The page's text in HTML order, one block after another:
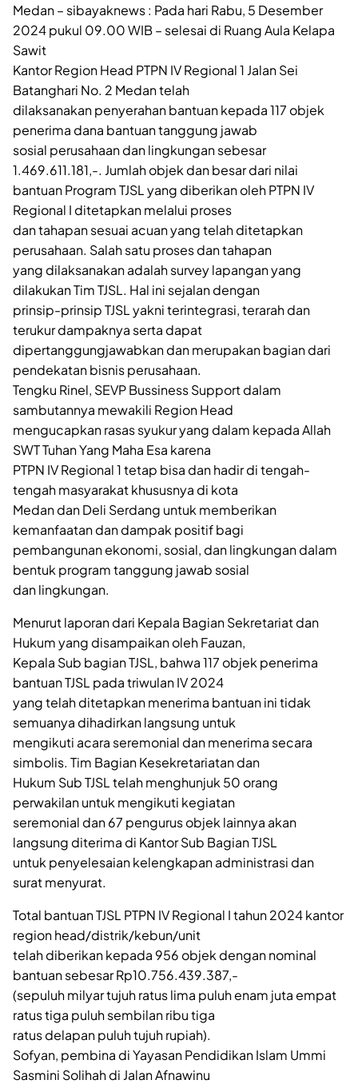
Medan – sibayaknews : Pada hari Rabu, 5 Desember
2024 pukul 09.00 WIB – selesai di Ruang Aula Kelapa
Sawit
Kantor Region Head PTPN IV Regional 1 Jalan Sei
Batanghari No. 2 Medan telah
dilaksanakan penyerahan bantuan kepada 117 objek
penerima dana bantuan tanggung jawab
sosial perusahaan dan lingkungan sebesar
1.469.611.181,-. Jumlah objek dan besar dari nilai
bantuan Program TJSL yang diberikan oleh PTPN IV
Regional I ditetapkan melalui proses
dan tahapan sesuai acuan yang telah ditetapkan
perusahaan. Salah satu proses dan tahapan
yang dilaksanakan adalah survey lapangan yang
dilakukan Tim TJSL. Hal ini sejalan dengan
prinsip-prinsip TJSL yakni terintegrasi, terarah dan
terukur dampaknya serta dapat
dipertanggungjawabkan dan merupakan bagian dari
pendekatan bisnis perusahaan.
Tengku Rinel, SEVP Bussiness Support dalam
sambutannya mewakili Region Head
mengucapkan rasas syukur yang dalam kepada Allah
SWT Tuhan Yang Maha Esa karena
PTPN IV Regional 1 tetap bisa dan hadir di tengah-
tengah masyarakat khususnya di kota
Medan dan Deli Serdang untuk memberikan
kemanfaatan dan dampak positif bagi
pembangunan ekonomi, sosial, dan lingkungan dalam
bentuk program tanggung jawab sosial
dan lingkungan.
Menurut laporan dari Kepala Bagian Sekretariat dan
Hukum yang disampaikan oleh Fauzan,
Kepala Sub bagian TJSL, bahwa 117 objek penerima
bantuan TJSL pada triwulan IV 2024
yang telah ditetapkan menerima bantuan ini tidak
semuanya dihadirkan langsung untuk
mengikuti acara seremonial dan menerima secara
simbolis. Tim Bagian Kesekretariatan dan
Hukum Sub TJSL telah menghunjuk 50 orang
perwakilan untuk mengikuti kegiatan
seremonial dan 67 pengurus objek lainnya akan
langsung diterima di Kantor Sub Bagian TJSL
untuk penyelesaian kelengkapan administrasi dan
surat menyurat.
Total bantuan TJSL PTPN IV Regional I tahun 2024 kantor
region head/distrik/kebun/unit
telah diberikan kepada 956 objek dengan nominal
bantuan sebesar Rp10.756.439.387,-
(sepuluh milyar tujuh ratus lima puluh enam juta empat
ratus tiga puluh sembilan ribu tiga
ratus delapan puluh tujuh rupiah).
Sofyan, pembina di Yayasan Pendidikan Islam Ummi
Sasmini Solihah di Jalan Afnawinu